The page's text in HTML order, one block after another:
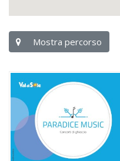
Mostra percorso